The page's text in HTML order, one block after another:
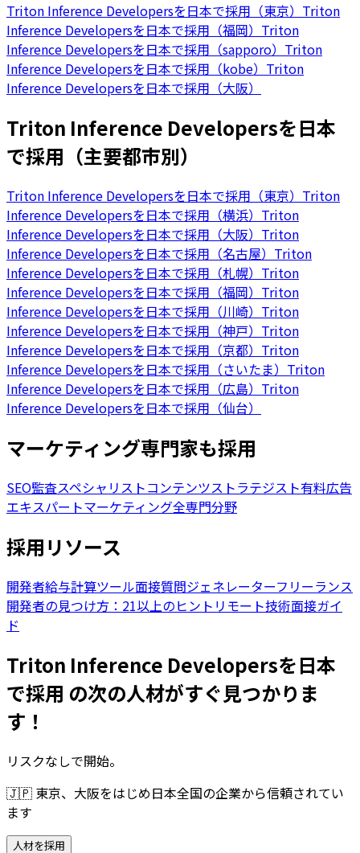
Triton Inference Developersを日本で採用（東京） Triton
Inference Developersを日本で採用（福岡） Triton
Inference Developersを日本で採用（sapporo） Triton
Inference Developersを日本で採用（kobe） Triton
Inference Developersを日本で採用（大阪）
Triton Inference Developersを日本
で採用（主要都市別）
Triton Inference Developersを日本で採用（東京） Triton
Inference Developersを日本で採用（横浜） Triton
Inference Developersを日本で採用（大阪） Triton
Inference Developersを日本で採用（名古屋） Triton
Inference Developersを日本で採用（札幌） Triton
Inference Developersを日本で採用（福岡） Triton
Inference Developersを日本で採用（川崎） Triton
Inference Developersを日本で採用（神戸） Triton
Inference Developersを日本で採用（京都） Triton
Inference Developersを日本で採用（さいたま） Triton
Inference Developersを日本で採用（広島） Triton
Inference Developersを日本で採用（仙台）
マーケティング専門家も採用
SEO監査スペシャリストコンテンツストラテジスト有料広告
エキスパートマーケティング全専門分野
採用リソース
開発者給与計算ツール面接質問ジェネレーターフリーランス
開発者の見つけ方：21以上のヒント リモート技術面接ガイ
ド
Triton Inference Developersを日本
で採用 の次の人材がすぐ見つかりま
す！
リスクなしで開始。
🇯🇵 東京、大阪をはじめ日本全国の企業から信頼されてい
ます
人材を採用